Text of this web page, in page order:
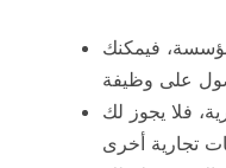
فيمكنك
فلا يجوز لك